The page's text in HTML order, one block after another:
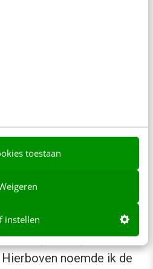
toestaan
instellen
zijn over je
is inspelen op het
noemde ik de